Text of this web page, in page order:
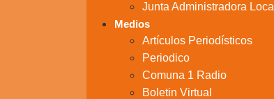
Junta Administradora Local
Medios
Artículos Periodísticos
Periodico
Comuna 1 Radio
Boletin Virtual